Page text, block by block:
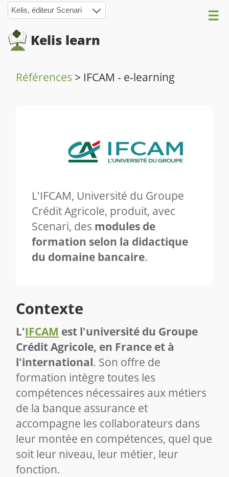
Kelis, éditeur Scenari
Kelis learn
Références > IFCAM - e-learning
L'IFCAM, Université du Groupe
Crédit Agricole, produit, avec
Scenari, des modules de
formation selon la didactique
du domaine bancaire.
Contexte
L'IFCAM est l'université du Groupe
Crédit Agricole, en France et à
l'international. Son offre de
formation intègre toutes les
compétences nécessaires aux métiers
de la banque assurance et
accompagne les collaborateurs dans
leur montée en compétences, quel que
soit leur niveau, leur métier, leur
fonction.